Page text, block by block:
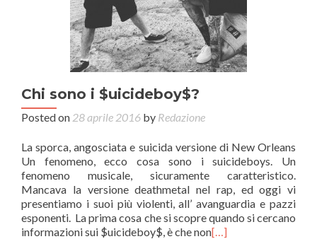
Chi sono i $uicideboy$?
Posted on 28 aprile 2016 by Redazione
La sporca, angosciata e suicida versione di New Orleans
Un fenomeno, ecco cosa sono i suicideboys. Un
fenomeno musicale, sicuramente caratteristico.
Mancava la versione deathmetal nel rap, ed oggi vi
presentiamo i suoi più violenti, all’ avanguardia e pazzi
esponenti. La prima cosa che si scopre quando si cercano
informazioni sui $uicideboy$, è che non[…]